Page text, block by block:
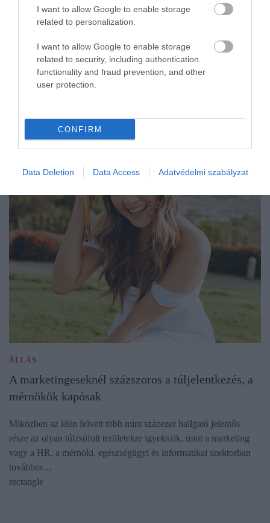
I want to allow Google to enable storage
related to personalization.
I want to allow Google to enable storage
related to security, including authentication
functionality and fraud prevention, and other
user protection.
CONFIRM
Data Deletion Data Access Adatvédelmi szabályzat
ÁLLÁS
A marketingeseknél százszoros a túljelentkezés, a
mérnökök kapósak
Miközben az idén felvett több mint százezer hallgató jelentős
része az olyan túlzsúfolt területekre igyekszik, mint a marketing
vagy a HR, a mérnöki, egészségügyi és informatikai szektorban
továbbra…
rectangle